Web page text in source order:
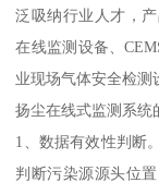
泛吸纳行业人才，
在线监测设备、
业现场气体安全检测
扬尘在线式监测系统
1、数据有效性判断
判断污染源源头位